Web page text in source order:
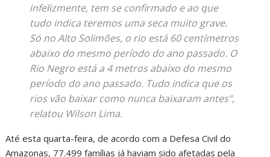
infelizmente, tem se confirmado e ao que
tudo indica teremos uma seca muito grave.
Só no Alto Solimões, o rio está 60 centímetros
abaixo do mesmo período do ano passado. O
Rio Negro está a 4 metros abaixo do mesmo
período do ano passado. Tudo indica que os
rios vão baixar como nunca baixaram antes”,
relatou Wilson Lima.
Até esta quarta-feira, de acordo com a Defesa Civil do
Amazonas, 77.499 famílias já haviam sido afetadas pela